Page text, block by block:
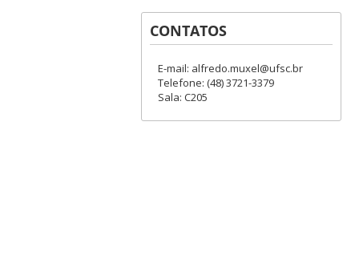
CONTATOS
E-mail: alfredo.muxel@ufsc.br
Telefone: (48) 3721-3379
Sala: C205